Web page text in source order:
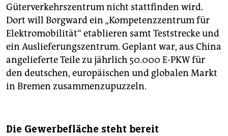
Güterverkehrszentrum nicht stattfinden wird.
Dort will Borgward ein „Kompetenzzentrum für
Elek­tromobilität“ etablieren samt Teststrecke und
ein Auslieferungszentrum. Geplant war, aus China
angelieferte Teile zu jährlich 50.000 E-PKW für
den deutschen, europäischen und globalen Markt
in Bremen zusammenzupuzzeln.
Die Gewerbefläche steht bereit